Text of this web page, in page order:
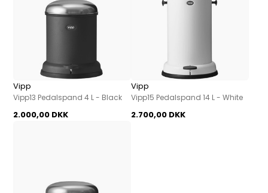
Vipp
Vipp13 Pedalspand 4 L - Black
2.000,00 DKK
Vipp
Vipp15 Pedalspand 14 L - White
2.700,00 DKK